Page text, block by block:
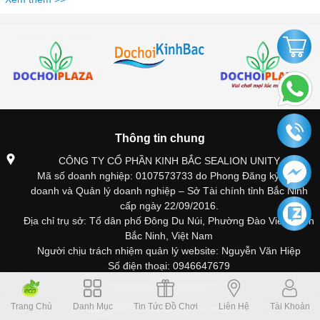
Thông tin chung
CÔNG TY CỔ PHẦN KINH BẮC SEALION UNITY
Mã số doanh nghiệp: 0107573733 do Phong Đăng ký kinh
doanh và Quản lý doanh nghiệp – Sở Tài chính tỉnh Bắc Ninh
cấp ngày 22/09/2016.
Địa chỉ trụ sở: Tổ dân phố Đông Du Núi, Phường Đào Viên, Tỉnh
Bắc Ninh, Việt Nam
Người chịu trách nhiệm quản lý website: Nguyễn Văn Hiệp
Số điện thoại: 0946647679
1900633469 - 0948587679
dochoikinhbac@gmail.com
Trang Chủ Danh Mục Tin Tức Đồ Chơi Liên Hệ Tài Khoản